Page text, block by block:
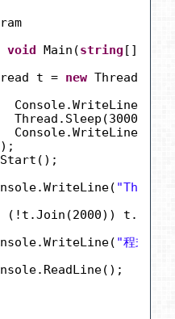
void Main(string []
t = new Thread(
Console.WriteLine(
Thread.Sleep(3000);
Console.WriteLine(
"Thread
(!t.Join(2000))
"程式結